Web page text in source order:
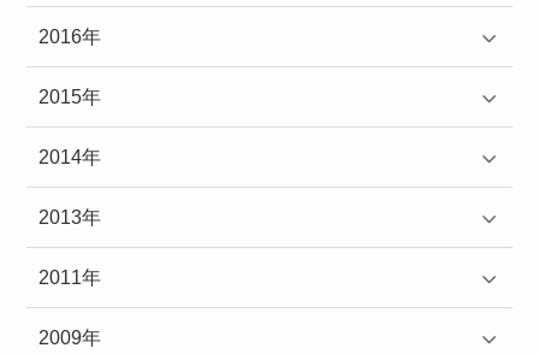
2016年
2015年
2014年
2013年
2011年
2009年